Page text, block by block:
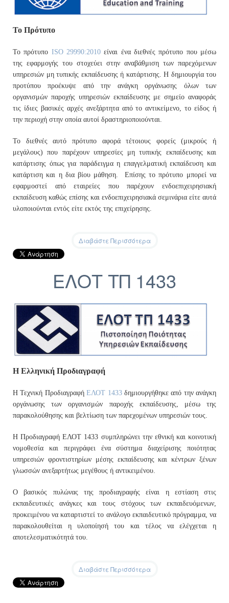
Το Πρότυπο
Το πρότυπο ISO 29990:2010 είναι ένα διεθνές πρότυπο που μέσω
της εφαρμογής του στοχεύει στην αναβάθμιση των παρεχόμενων
υπηρεσιών μη τυπικής εκπαίδευσης ή κατάρτισης. Η δημιουργία του
προτύπου προέκυψε από την ανάγκη οργάνωσης όλων των
οργανισμών παροχής υπηρεσιών εκπαίδευσης με σημείο αναφοράς
τις ίδιες βασικές αρχές ανεξάρτητα από το αντικείμενο, το είδος ή
την περιοχή στην οποία αυτοί δραστηριοποιούνται.
Το διεθνές αυτό πρότυπο αφορά τέτοιους φορείς (μικρούς ή
μεγάλους) που παρέχουν υπηρεσίες μη τυπικής εκπαίδευσης και
κατάρτισης όπως για παράδειγμα η επαγγελματική εκπαίδευση και
κατάρτιση και η δια βίου μάθηση. Επίσης το πρότυπο μπορεί να
εφαρμοστεί από εταιρείες που παρέχουν ενδοεπιχειρησιακή
εκπαίδευση καθώς επίσης και ενδοεπιχειρησιακά σεμινάρια είτε αυτά
υλοποιούνται εντός είτε εκτός της επιχείρησης.
Διαβάστε Περισσότερα
ΕΛΟΤ ΤΠ 1433
Η Ελληνική Προδιαγραφή
H Τεχνική ΠροδιαγραφήΕΛΟΤ 1433δημιουργήθηκε από την ανάγκη
οργάνωσης των οργανισμών παροχής εκπαίδευσης, μέσω της
παρακολούθησης και βελτίωση των παρεχομένων υπηρεσιών τους.
Η Προδιαγραφή ΕΛΟΤ 1433 συμπληρώνει την εθνική και κοινοτική
νομοθεσία και περιγράφει ένα σύστημα διαχείρισης ποιότητας
υπηρεσιών φροντιστηρίων μέσης εκπαίδευσης και κέντρων ξένων
γλωσσών ανεξαρτήτως μεγέθους ή αντικειμένου.
Ο βασικός πυλώνας της προδιαγραφής είναι η εστίαση στις
εκπαιδευτικές ανάγκες και τους στόχους των εκπαιδευόμενων,
προκειμένου να καταρτιστεί το ανάλογο εκπαιδευτικό πρόγραμμα, να
παρακολουθείται η υλοποίησή του και τέλος να ελέγχεται η
αποτελεσματικότητά του.
Διαβάστε Περισσότερα